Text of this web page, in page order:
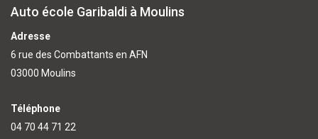
Auto école Garibaldi à Moulins
Adresse
6 rue des Combattants en AFN
03000 Moulins
Téléphone
04 70 44 71 22